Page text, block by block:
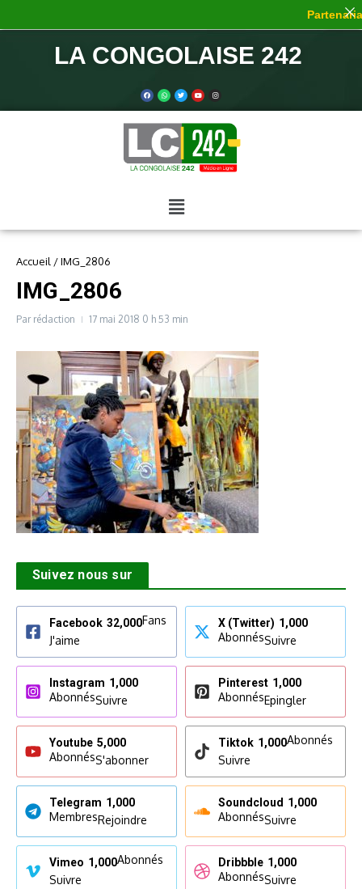
LA CONGOLAISE 242
Accueil /IMG_2806
IMG_2806
Par rédaction 17 mai 2018 0 h 53 min
Suivez nous sur
Facebook 32,000Fans
J'aime
X (Twitter) 1,000
AbonnésSuivre
Instagram 1,000
AbonnésSuivre
Pinterest 1,000
AbonnésEpingler
Youtube 5,000
AbonnésS'abonner
Tiktok 1,000Abonnés
Suivre
Telegram 1,000
MembresRejoindre
Soundcloud 1,000
AbonnésSuivre
Vimeo 1,000Abonnés
Suivre
Dribbble 1,000
AbonnésSuivre